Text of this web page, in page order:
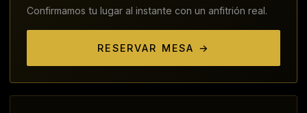
Confirmamos tu lugar al instante con un anfitrión real.
RESERVAR MESA →